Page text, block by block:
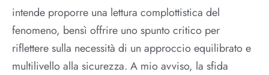
intende proporre una lettura complottistica del
fenomeno, bensì offrire uno spunto critico per
riflettere sulla necessità di un approccio equilibrato e
multilivello alla sicurezza. A mio avviso, la sfida